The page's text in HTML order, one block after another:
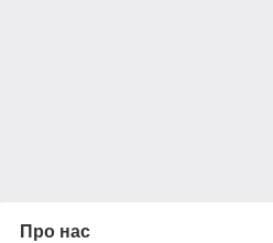
Про нас